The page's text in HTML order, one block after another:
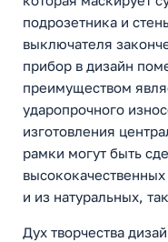
подрозетника и
выключателя
прибор в дизайн
преимуществом
ударопрочного
изготовления
рамки могут быть
и из натуральных,
Дух творчества